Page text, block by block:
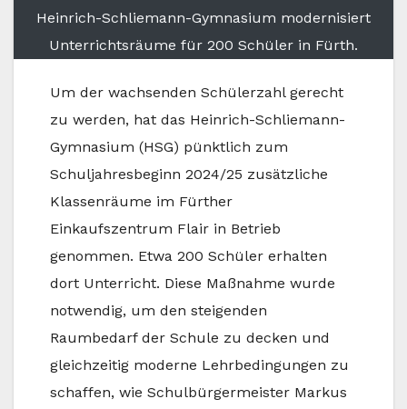
Heinrich-Schliemann-Gymnasium modernisiert
Unterrichtsräume für 200 Schüler in Fürth.
Um der wachsenden Schülerzahl gerecht
zu werden, hat das Heinrich-Schliemann-
Gymnasium (HSG) pünktlich zum
Schuljahresbeginn 2024/25 zusätzliche
Klassenräume im Fürther
Einkaufszentrum Flair in Betrieb
genommen. Etwa 200 Schüler erhalten
dort Unterricht. Diese Maßnahme wurde
notwendig, um den steigenden
Raumbedarf der Schule zu decken und
gleichzeitig moderne Lehrbedingungen zu
schaffen, wie Schulbürgermeister Markus